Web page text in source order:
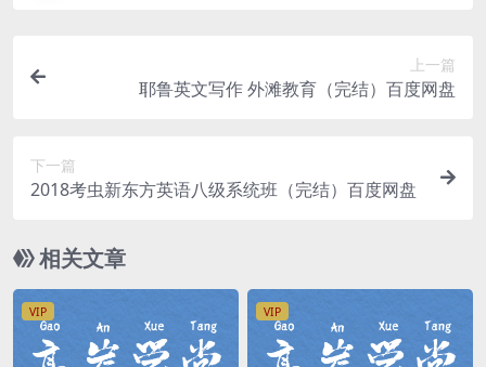
上一篇
耶鲁英文写作 外滩教育（完结）百度网盘
下一篇
2018考虫新东方英语八级系统班（完结）百度网盘
相关文章
VIP VIP